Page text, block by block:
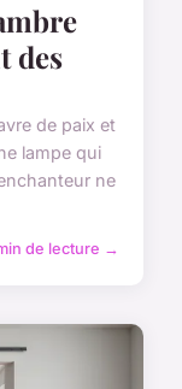
des
de paix et
lampe qui
ne
de lecture →